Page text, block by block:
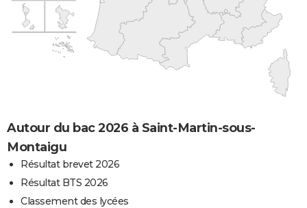
Autour du bac 2026 à Saint-Martin-sous-
Montaigu
Résultat brevet 2026
Résultat BTS 2026
Classement des lycées